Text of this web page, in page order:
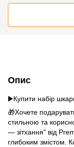
Опис
▶️Купити набір
🎁Хочете
стильною та
— зітхання" від
глибоким змістом.